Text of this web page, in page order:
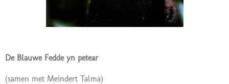
De Blauwe Fedde yn petear
(samen met Meindert Talma)